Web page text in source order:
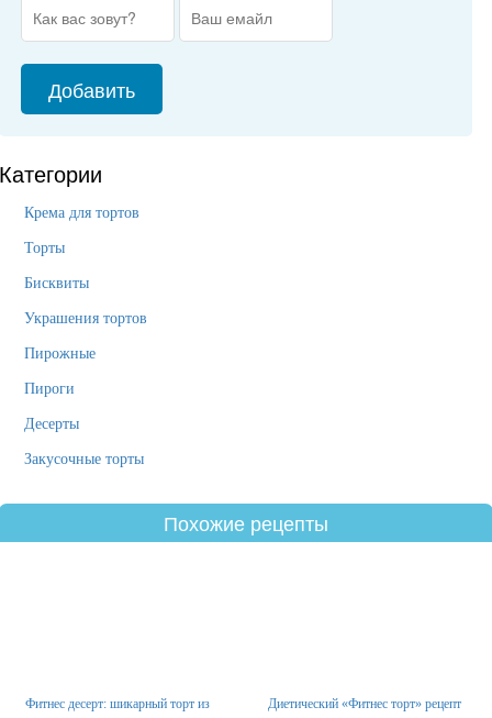
Категории
Крема для тортов
Торты
Бисквиты
Украшения тортов
Пирожные
Пироги
Десерты
Закусочные торты
Похожие рецепты
Фитнес десерт: шикарный торт из
Диетический «Фитнес торт» рецепт